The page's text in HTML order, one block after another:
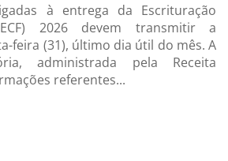
à entrega da Escrituração
2026 devem transmitir a
feira (31), último dia útil do mês. A
administrada pela Receita
referentes...